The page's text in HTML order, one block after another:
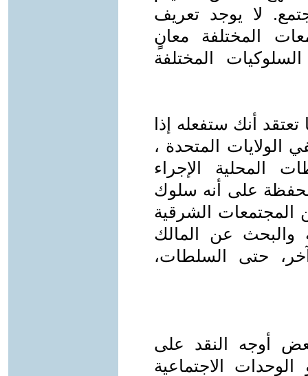
لا يوجد تعريف
المختلفة معانٍ
المختلفة
أنك ستفعله إذا
المتحدة ،
المحلية الإجراء
على أنه سلوك
المجتمعات الشرقية
والبحث عن المالك
حتى السلطات،
أوجه النقد على
الاجتماعية